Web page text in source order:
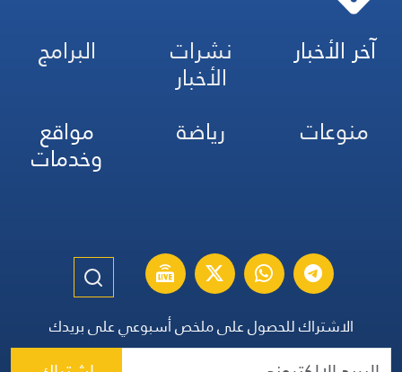
آخر الأخبار نشرات
الأخبار
البرامج
منوعات
رياضة مواقع
وخدمات
الاشتراك للحصول على ملخص أسبوعي على بريدك